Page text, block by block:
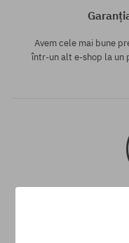
Avem cele mai bune
într-un alt e-shop la un
Pentru returnarea